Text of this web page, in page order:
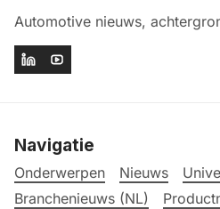
Automotive nieuws,
Navigatie
Onderwerpen Nieuws
Branchenieuws (NL)